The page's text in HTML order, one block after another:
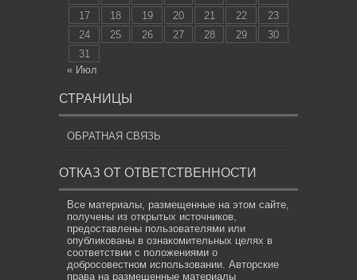
17
18 19 20 21 22
23
24
25 26 27 28 29
30
31
« Июл
СТРАНИЦЫ
ОБРАТНАЯ СВЯЗЬ
ОТКАЗ ОТ ОТВЕТСТВЕННОСТИ
Все материалы, размещенные на этом сайте,
получены из открытых источников,
предоставлены пользователями или
опубликованы в ознакомительных целях в
соответствии с положениями о
добросовестном использовании. Авторские
права на размещенные материалы